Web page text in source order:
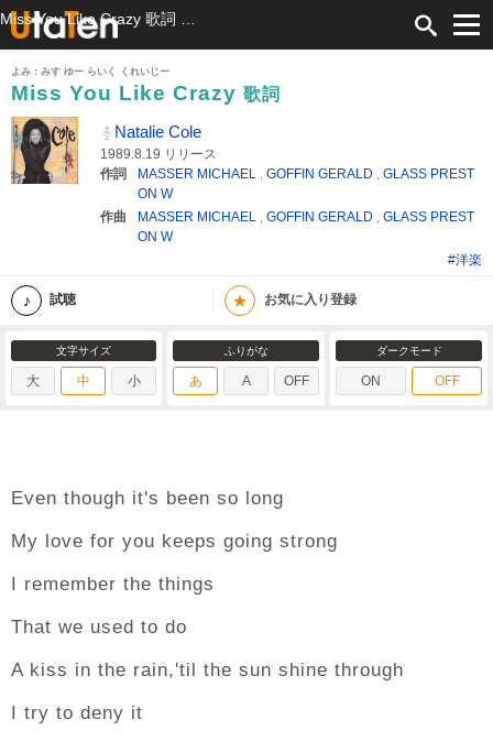
よみ：みす ゆー らいく くれいじー
Miss You Like Crazy 歌詞
Natalie Cole
1989.8.19 リリース
作詞
MASSER MICHAEL , GOFFIN GERALD , GLASS PREST
ON W
作曲
MASSER MICHAEL , GOFFIN GERALD , GLASS PREST
ON W
#洋楽
試聴 ★ お気に入り登録
文字サイズ
大 中 小
ふりがな
あ A OFF
ダークモード
ON OFF
Even though it's been so long
My love for you keeps going strong
I remember the things
That we used to do
A kiss in the rain,'til the sun shine through
I try to deny it